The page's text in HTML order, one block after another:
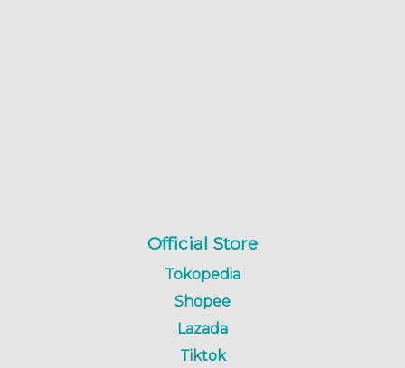
Official Store
Tokopedia
Shopee
Lazada
Tiktok